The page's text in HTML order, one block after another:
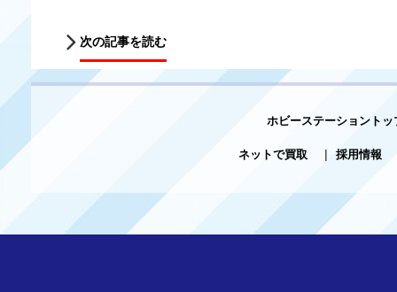
次の記事を読む
ホビーステーショントッ
ネットで買取
| 採用情報